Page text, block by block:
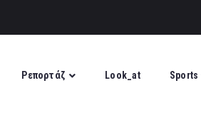
Ρεπορτάζ Look_at Sports